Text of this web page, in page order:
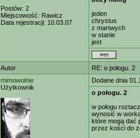
Postów: 2
Miejscowość: Rawicz
Data rejestracji: 10.03.07
jeden
chrystus
z martwych
w stanie
jest
Autor
RE: o połogu. 2
mimowolnie
Użytkownik
Dodane dnia
o połogu. 2
w połogu
wynosić w
które mogą dać
przez kości do